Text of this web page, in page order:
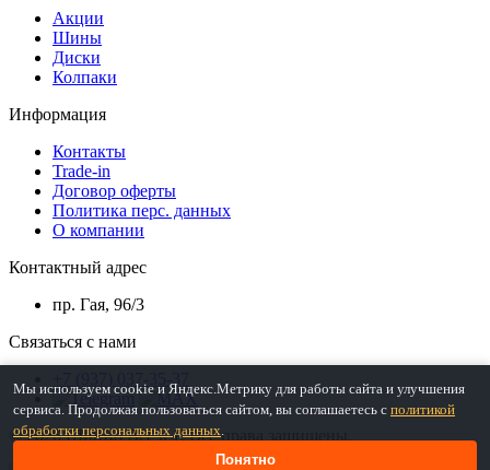
Акции
Шины
Диски
Колпаки
Информация
Контакты
Trade-in
Договор оферты
Политика перс. данных
О компании
Контактный адрес
пр. Гая, 96/3
Связаться с нами
© 2026 ШинКо Всё в 1. Все права защищены.
Мы используем cookie и Яндекс.Метрику для работы сайта и улучшения
сервиса. Продолжая пользоваться сайтом, вы соглашаетесь с политикой
обработки персональных данных.
Понятно